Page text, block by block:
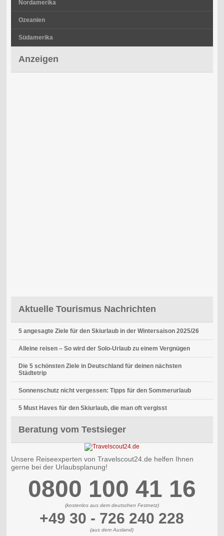
Nordamerika
Ozeanien
Südamerika
Anzeigen
Aktuelle Tourismus Nachrichten
5 angesagte Ziele für den Skiurlaub in der Wintersaison 2025/26
Alleine reisen – So wird der Solo-Urlaub zu einem Vergnügen
Die 5 schönsten Ziele in Deutschland für deinen nächsten
Städtetrip
Sonnenschutz nicht vergessen: Tipps für den Sommerurlaub
5 Must Haves für den Skiurlaub, die man oft vergisst
Beratung vom Testsieger
Unsere Reiseexperten von Travelscout24.de helfen Ihnen
gerne bei der Urlaubsplanung!
0800 100 41 16
(kostenlos aus dem deutschen Festnetz)
+49 30 - 726 240 228
(aus dem Ausland)